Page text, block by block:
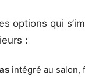
options qui
:
intégré au salon,